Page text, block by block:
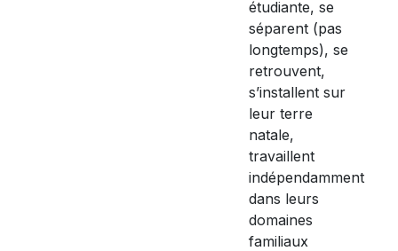
étudiante, se
séparent (pas
longtemps), se
retrouvent,
s’installent sur
leur terre
natale,
travaillent
indépendamment
dans leurs
domaines
familiaux